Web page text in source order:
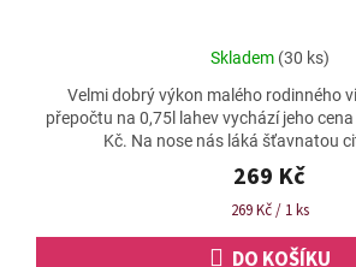
Průměrné
produktu
je
4,8
z
5
hvězdiček.
Skladem (30 ks)
269 Kč
Měrná
269 Kč / 1 ks
DO KOŠÍKU
Velmi dobrý výkon malého rodinného
přepočtu na 0,75l lahev vychází jeho
Kč. Na nose nás láká šťavnatou